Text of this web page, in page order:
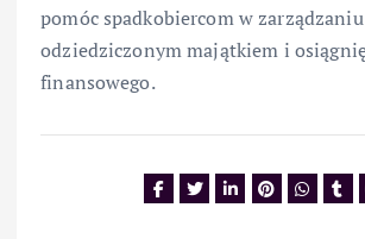
pomóc spadkobiercom w zarządzaniu
odziedziczonym majątkiem i
finansowego.